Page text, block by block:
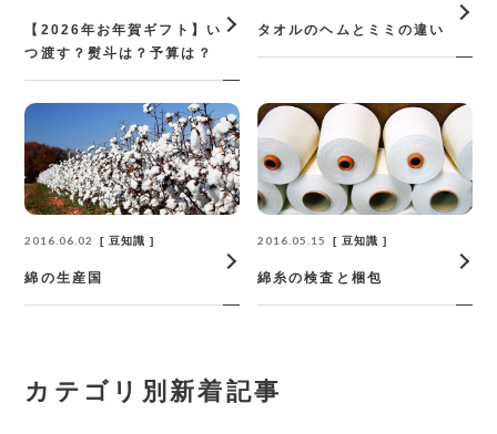
【2026年お年賀ギフト】い
つ渡す？熨斗は？予算は？
タオルのヘムとミミの違い
2016.06.02 豆知識
綿の生産国
2016.05.15 豆知識
綿糸の検査と梱包
カテゴリ別新着記事